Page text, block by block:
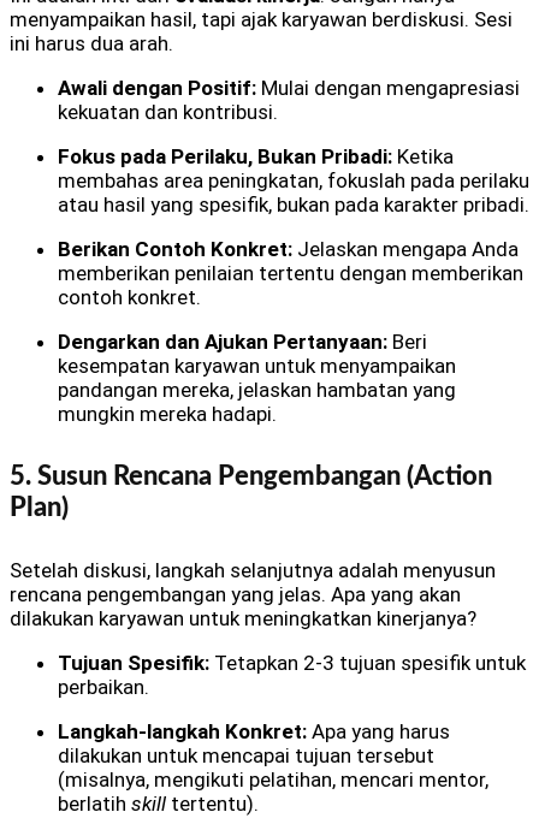
menyampaikan hasil, tapi ajak karyawan berdiskusi. Sesi
ini harus dua arah.
Awali dengan Positif: Mulai dengan mengapresiasi
kekuatan dan kontribusi.
Fokus pada Perilaku, Bukan Pribadi: Ketika
membahas area peningkatan, fokuslah pada perilaku
atau hasil yang spesifik, bukan pada karakter pribadi.
Berikan Contoh Konkret: Jelaskan mengapa Anda
memberikan penilaian tertentu dengan memberikan
contoh konkret.
Dengarkan dan Ajukan Pertanyaan: Beri
kesempatan karyawan untuk menyampaikan
pandangan mereka, jelaskan hambatan yang
mungkin mereka hadapi.
5. Susun Rencana Pengembangan (Action
Plan)
Setelah diskusi, langkah selanjutnya adalah menyusun
rencana pengembangan yang jelas. Apa yang akan
dilakukan karyawan untuk meningkatkan kinerjanya?
Tujuan Spesifik: Tetapkan 2-3 tujuan spesifik untuk
perbaikan.
Langkah-langkah Konkret: Apa yang harus
dilakukan untuk mencapai tujuan tersebut
(misalnya, mengikuti pelatihan, mencari mentor,
berlatih skill tertentu).